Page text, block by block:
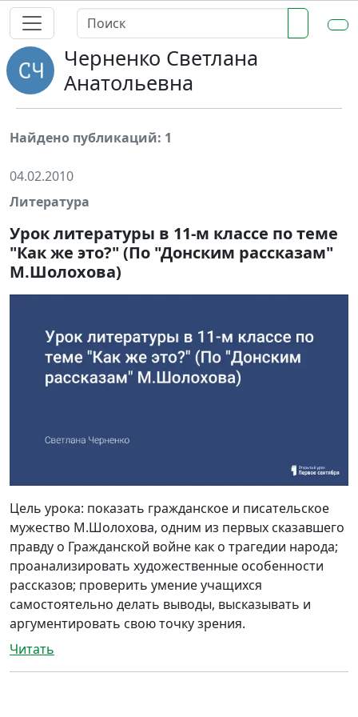
Черненко Светлана
Анатольевна
Найдено публикаций: 1
04.02.2010
Литература
Урок литературы в 11-м классе по теме
"Как же это?" (По "Донским рассказам"
М.Шолохова)
Цель урока: показать гражданское и писательское
мужество М.Шолохова, одним из первых сказавшего
правду о Гражданской войне как о трагедии народа;
проанализировать художественные особенности
рассказов; проверить умение учащихся
самостоятельно делать выводы, высказывать и
аргументировать свою точку зрения.
Читать